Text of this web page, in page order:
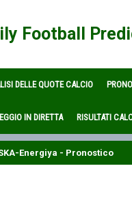
Football
DELLE QUOTE CALCIO
IN DIRETTA RISULTATI
Energiya - Pronostico